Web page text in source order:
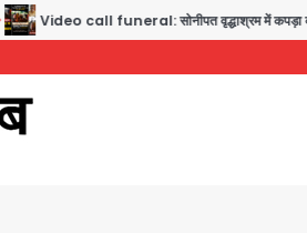
Video call funeral: सोनीपत वृद्धाश्रम में कपड़ा व्यापारी